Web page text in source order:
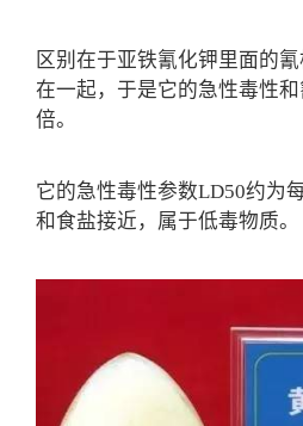
区别在于亚铁氰化钾里面的
在一起，于是它的急性毒性
倍。
它的急性毒性参数LD50约为
和食盐接近，属于低毒物质。